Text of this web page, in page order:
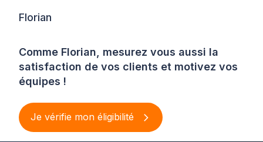
Comme Florian, mesurez vous aussi la
satisfaction de vos clients et motivez vos
équipes !
Je vérifie mon éligibilité
Florian